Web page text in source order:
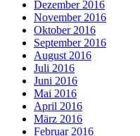
Dezember 2016
November 2016
Oktober 2016
September 2016
August 2016
Juli 2016
Juni 2016
Mai 2016
April 2016
März 2016
Februar 2016